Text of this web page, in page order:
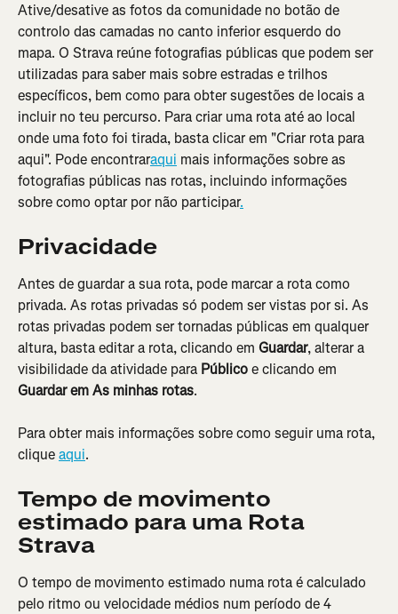
Ative/desative as fotos da comunidade no botão de
controlo das camadas no canto inferior esquerdo do
mapa. O Strava reúne fotografias públicas que podem ser
utilizadas para saber mais sobre estradas e trilhos
específicos, bem como para obter sugestões de locais a
incluir no teu percurso. Para criar uma rota até ao local
onde uma foto foi tirada, basta clicar em "Criar rota para
aqui". Pode encontraraqui mais informações sobre as
fotografias públicas nas rotas, incluindo informações
sobre como optar por não participar.
Privacidade
Antes de guardar a sua rota, pode marcar a rota como
privada. As rotas privadas só podem ser vistas por si. As
rotas privadas podem ser tornadas públicas em qualquer
altura, basta editar a rota, clicando em Guardar, alterar a
visibilidade da atividade para Público e clicando em
Guardar em As minhas rotas.
Para obter mais informações sobre como seguir uma rota,
clique aqui.
Tempo de movimento
estimado para uma Rota
Strava
O tempo de movimento estimado numa rota é calculado
pelo ritmo ou velocidade médios num período de 4